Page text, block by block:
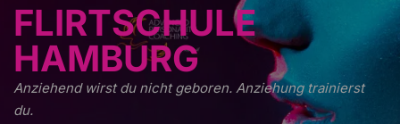
FLIRTSCHULE
HAMBURG
Anziehend wirst du nicht geboren. Anziehung trainierst
du.